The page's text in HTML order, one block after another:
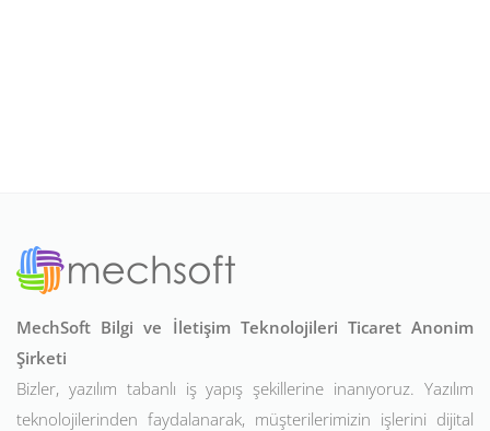
MechSoft Bilgi ve İletişim Teknolojileri Ticaret Anonim
Şirketi
Bizler, yazılım tabanlı iş yapış şekillerine inanıyoruz. Yazılım
teknolojilerinden faydalanarak, müşterilerimizin işlerini dijital